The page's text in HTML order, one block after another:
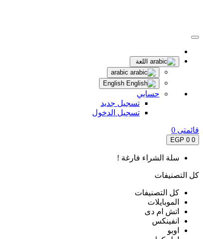
اللغة
حسابي
تسجيل جديد
تسجيل الدخول
قائمتى 0
0
0 EGP
سلة الشراء فارغة !
كل التصنيفات
كل التصنيفات
الموبايلات
اتش ام دى
انفينكس
اوبو